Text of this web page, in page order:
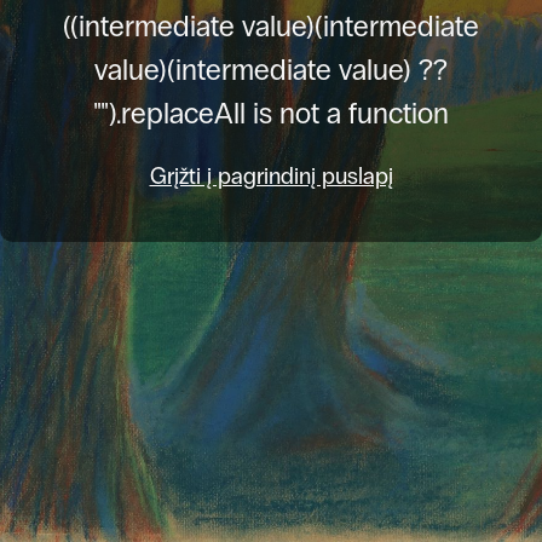
((intermediate value)(intermediate
value)(intermediate value) ??
"").replaceAll is not a function
Grįžti į pagrindinį puslapį